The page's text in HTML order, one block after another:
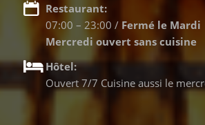
Restaurant:
07:00 – 23:00 / Fermé le Mardi
Mercredi ouvert sans cuisine
Hôtel:
Ouvert 7/7 Cuisine aussi le